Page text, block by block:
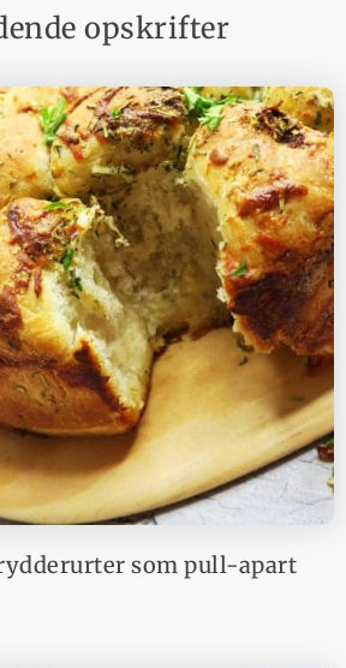
opskrifter
som pull-apart